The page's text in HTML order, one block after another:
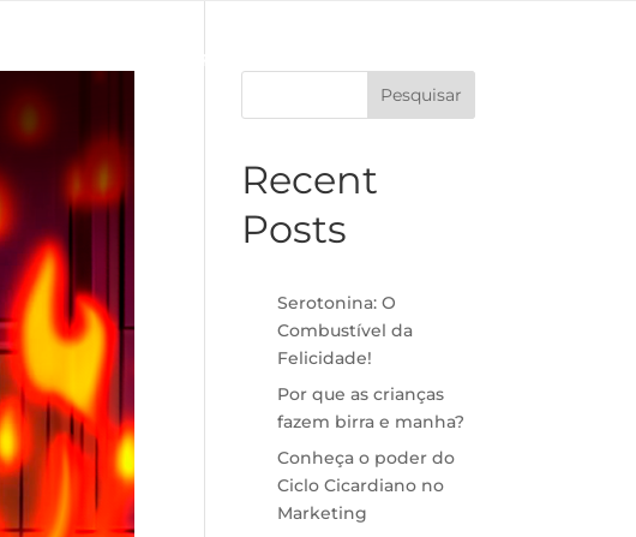
FAQ
Pesquisar
Recent
Posts
Serotonina: O
Combustível da
Felicidade!
Por que as crianças
fazem birra e manha?
Conheça o poder do
Ciclo Cicardiano no
Marketing